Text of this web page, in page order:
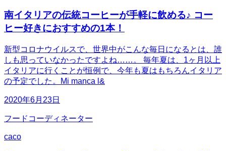
南イタリアの伝統コーヒーが手軽に飲める♪ コー
ヒー好きにおすすめの1本！
新型コロナウイルスで、世界中がこんな毎日になるとは、誰
しも思っていなかったですよね……。 毎年夏は、1ヶ月以上
イタリアに行くことが恒例で、今年も夏はもちろんイタリア
の予定でした。Mi manca l&
2020年6月23日
フードコーディネーター
caco